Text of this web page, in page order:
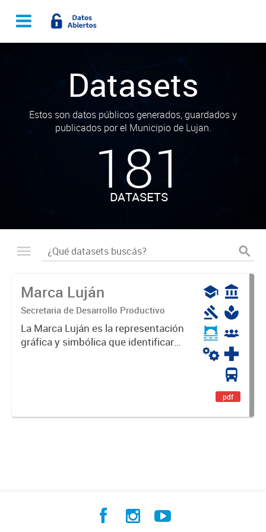
Datasets
Estos son datos públicos generados, guardados y
publicados por el Municipio de Lujan.
181
DATASETS
Marca Luján
Secretaria de Desarrollo Productivo
La Marca Luján es la representación
gráfica y simbólica que identificará
pdf